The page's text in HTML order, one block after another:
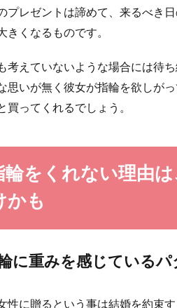
プレゼントは諦めて、来るべき
きくなるものです。
考えていないような場合には待
思いが無く彼女が指輪を欲しが
買ってくれるでしょう。
輪をくれない理由
かも
に重みを感じているパ
性に贈るという事は結婚を約束